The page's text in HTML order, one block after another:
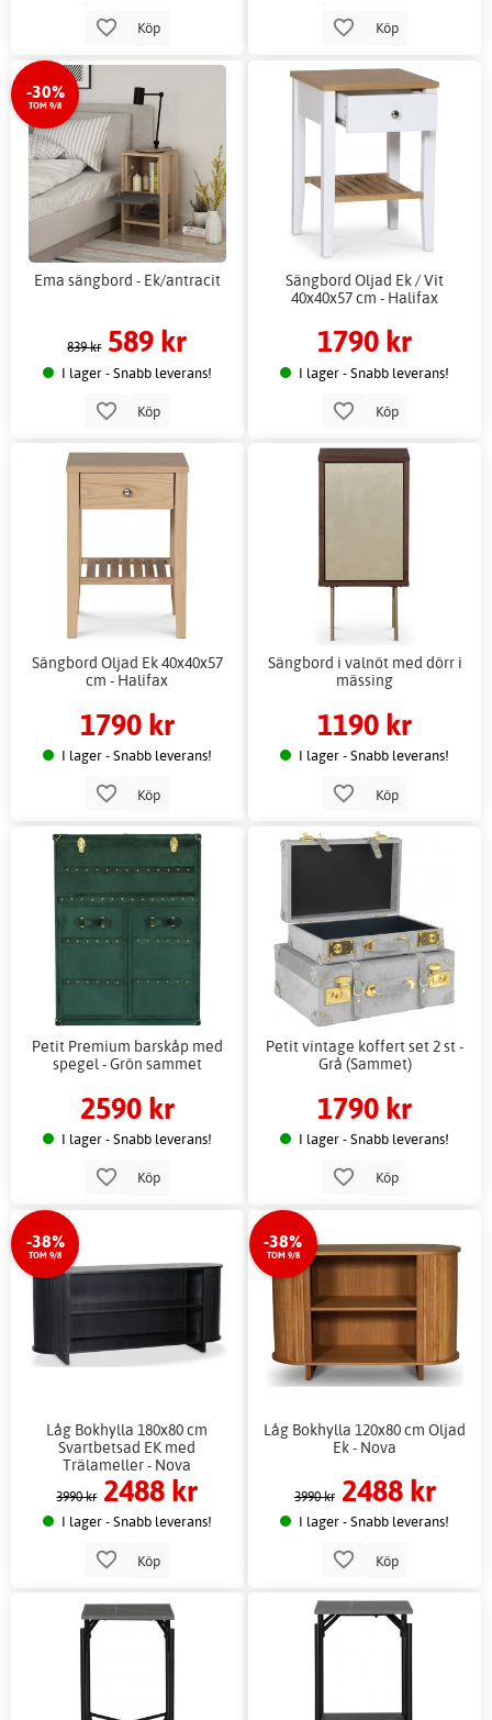
Köp Köp
-30%
TOM 9/8
Ema sängbord - Ek/antracit
839 kr 589 kr
I lager - Snabb leverans!
Köp
Sängbord Oljad Ek / Vit
40x40x57 cm - Halifax
1790 kr
I lager - Snabb leverans!
Köp
Sängbord Oljad Ek 40x40x57
cm - Halifax
1790 kr
I lager - Snabb leverans!
Köp
Sängbord i valnöt med dörr i
mässing
1190 kr
I lager - Snabb leverans!
Köp
Petit Premium barskåp med
spegel - Grön sammet
2590 kr
I lager - Snabb leverans!
Köp
Petit vintage koffert set 2 st -
Grå (Sammet)
1790 kr
I lager - Snabb leverans!
Köp
-38%
TOM 9/8
Låg Bokhylla 180x80 cm
Svartbetsad EK med
Trälameller - Nova
3990 kr 2488 kr
I lager - Snabb leverans!
Köp
-38%
TOM 9/8
Låg Bokhylla 120x80 cm Oljad
Ek - Nova
3990 kr 2488 kr
I lager - Snabb leverans!
Köp